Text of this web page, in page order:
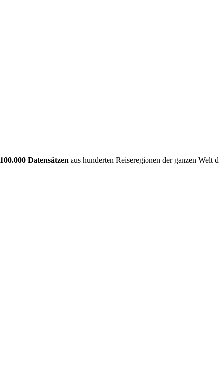
100.000 Datensätzen aus hunderten Reiseregionen der ganzen Welt